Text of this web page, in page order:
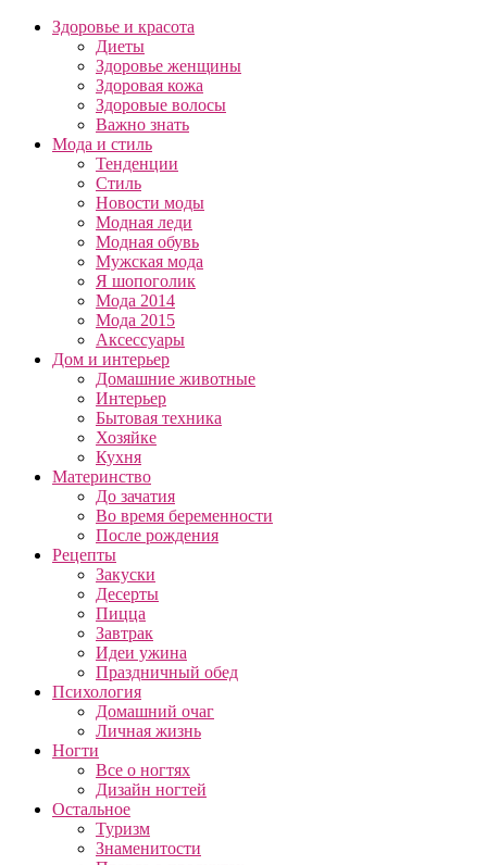
Здоровье и красота
Диеты
Здоровье женщины
Здоровая кожа
Здоровые волосы
Важно знать
Мода и стиль
Тенденции
Стиль
Новости моды
Модная леди
Модная обувь
Мужская мода
Я шопоголик
Мода 2014
Мода 2015
Аксессуары
Дом и интерьер
Домашние животные
Интерьер
Бытовая техника
Хозяйке
Кухня
Материнство
До зачатия
Во время беременности
После рождения
Рецепты
Закуски
Десерты
Пицца
Завтрак
Идеи ужина
Праздничный обед
Психология
Домашний очаг
Личная жизнь
Ногти
Все о ногтях
Дизайн ногтей
Остальное
Туризм
Знаменитости